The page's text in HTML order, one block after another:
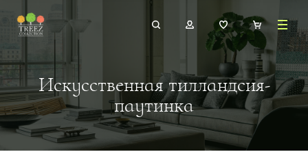
Искусственная тилландсия-
паутинка